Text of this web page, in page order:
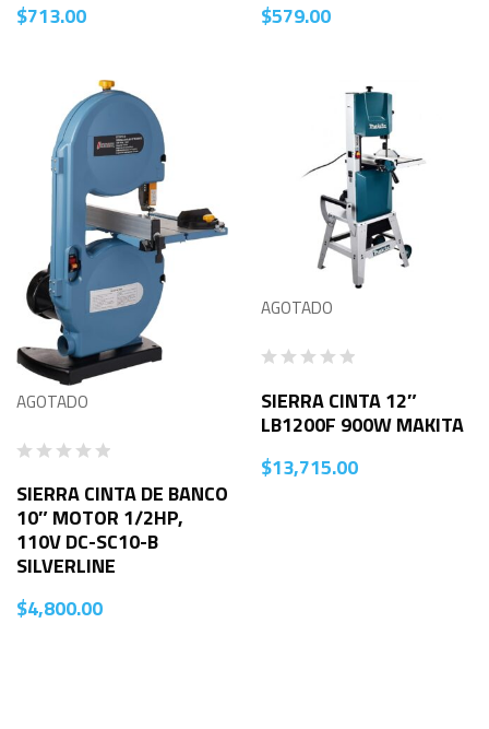
$713.00
$579.00
AGOTADO
SIERRA CINTA DE BANCO
10″ MOTOR 1/2HP,
110V DC-SC10-B
SILVERLINE
$4,800.00
AGOTADO
SIERRA CINTA 12″
LB1200F 900W MAKITA
$13,715.00